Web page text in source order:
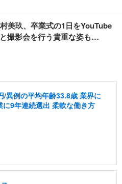
美玖、卒業式の1日をYouTube
撮影会を行う貴重な姿も…
異例の平均年齢33.8歳 業界に
9年連続選出 柔軟な働き方